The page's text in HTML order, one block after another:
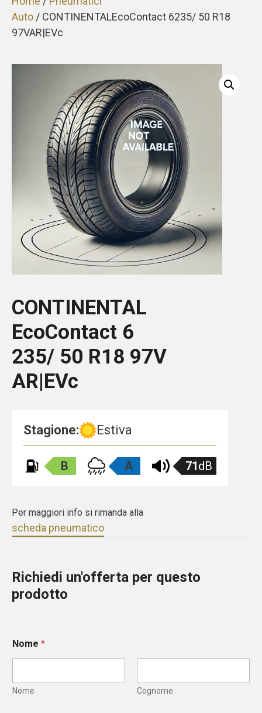
Auto / CONTINENTALEcoContact 6235/ 50 R18
97VAR|EVc
CONTINENTAL
EcoContact 6
235/ 50 R18 97V
AR|EVc
Stagione: Estiva
B A 71dB
Per maggiori info si rimanda alla
scheda pneumatico
Richiedi un'offerta per questo
prodotto
Nome *
Nome Cognome